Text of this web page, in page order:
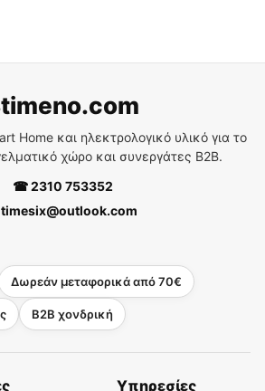
Home και ηλεκτρολογικό υλικό για το
χώρο και συνεργάτες B2B.
☎ 2310 753352
Δωρεάν μεταφορικά από 70€
B2B χονδρική
Υπηρεσίες